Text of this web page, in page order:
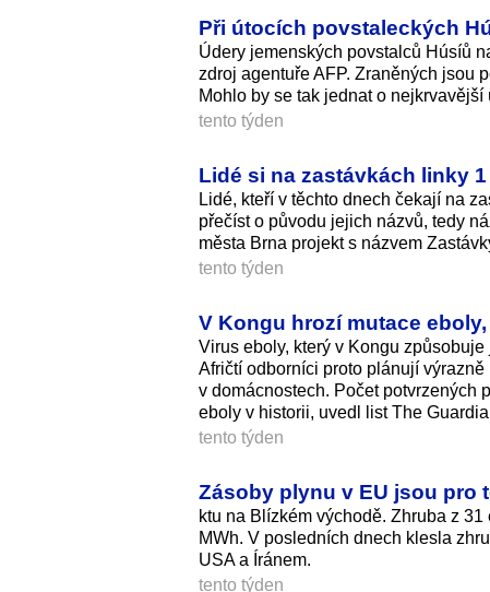
Při útocích povstaleckých
Údery jemenských povstalců Húsíů
zdroj agentuře AFP. Zraněných jsou
Mohlo by se tak jednat o
tento týden
Lidé si na zastávkách linky
Lidé, kteří v těchto dnech čekají na
přečíst o původu jejich názvů, tedy
města Brna projekt s názvem
tento týden
V Kongu hrozí mutace
Virus eboly, který v Kongu
Afričtí odborníci proto plánují
v domácnostech. Počet potvrzených
eboly v historii, uvedl list The
tento týden
Zásoby plynu v EU jsou pro
ktu na Blízkém východě. Zhruba z
MWh. V posledních dnech klesla
USA a Íránem.
tento týden